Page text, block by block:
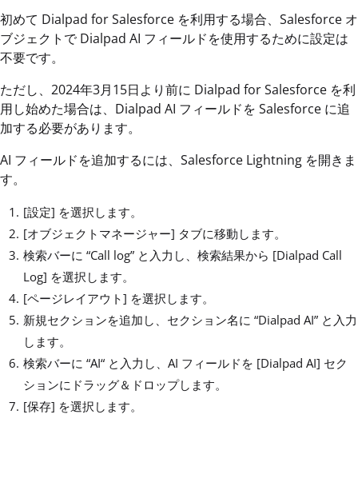
初めて Dialpad for Salesforce を利用する場合、Salesforce オ
ブジェクトで Dialpad AI フィールドを使用するために設定は
不要です。
ただし、2024年3月15日より前に Dialpad for Salesforce を利
用し始めた場合は、Dialpad AI フィールドを Salesforce に追
加する必要があります。
AI フィールドを追加するには、Salesforce Lightning を開きま
す。
[設定] を選択します。
[オブジェクトマネージャー] タブに移動します。
検索バーに “Call log” と入力し、検索結果から [Dialpad Call
Log] を選択します。
[ページレイアウト] を選択します。
新規セクションを追加し、セクション名に “Dialpad AI” と入力
します。
検索バーに “AI“ と入力し、AI フィールドを [Dialpad AI] セク
ションにドラッグ＆ドロップします。
[保存] を選択します。